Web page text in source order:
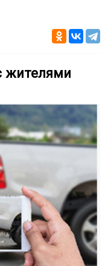
жителями